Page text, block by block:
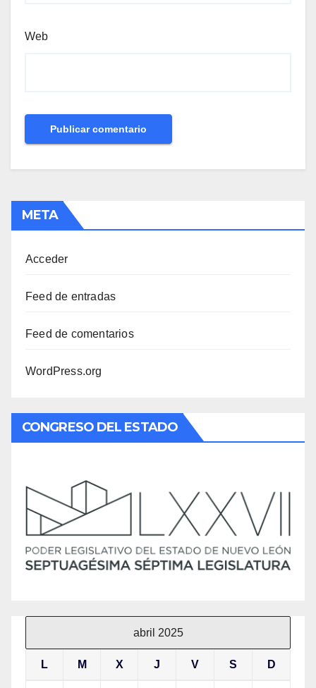
Web
META
Acceder
Feed de entradas
Feed de comentarios
WordPress.org
CONGRESO DEL ESTADO
abril 2025
L M X J V S D